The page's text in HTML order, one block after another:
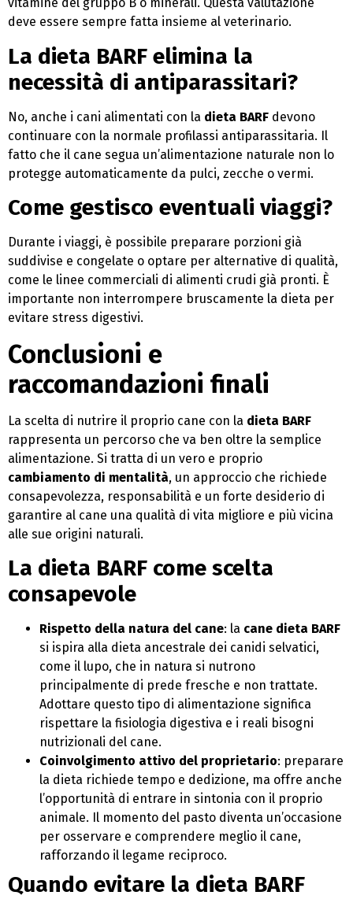
vitamine del gruppo B o minerali. Questa valutazione
deve essere sempre fatta insieme al veterinario.
La dieta BARF elimina la
necessità di antiparassitari?
No, anche i cani alimentati con la dieta BARF devono
continuare con la normale profilassi antiparassitaria. Il
fatto che il cane segua un’alimentazione naturale non lo
protegge automaticamente da pulci, zecche o vermi.
Come gestisco eventuali viaggi?
Durante i viaggi, è possibile preparare porzioni già
suddivise e congelate o optare per alternative di qualità,
come le linee commerciali di alimenti crudi già pronti. È
importante non interrompere bruscamente la dieta per
evitare stress digestivi.
Conclusioni e
raccomandazioni finali
La scelta di nutrire il proprio cane con la dieta BARF
rappresenta un percorso che va ben oltre la semplice
alimentazione. Si tratta di un vero e proprio
cambiamento di mentalità, un approccio che richiede
consapevolezza, responsabilità e un forte desiderio di
garantire al cane una qualità di vita migliore e più vicina
alle sue origini naturali.
La dieta BARF come scelta
consapevole
Rispetto della natura del cane: la cane dieta BARF
si ispira alla dieta ancestrale dei canidi selvatici,
come il lupo, che in natura si nutrono
principalmente di prede fresche e non trattate.
Adottare questo tipo di alimentazione significa
rispettare la fisiologia digestiva e i reali bisogni
nutrizionali del cane.
Coinvolgimento attivo del proprietario: preparare
la dieta richiede tempo e dedizione, ma offre anche
l’opportunità di entrare in sintonia con il proprio
animale. Il momento del pasto diventa un’occasione
per osservare e comprendere meglio il cane,
rafforzando il legame reciproco.
Quando evitare la dieta BARF